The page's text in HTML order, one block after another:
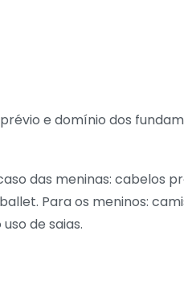
e domínio dos
das meninas: cabelos
Para os meninos:
de saias.